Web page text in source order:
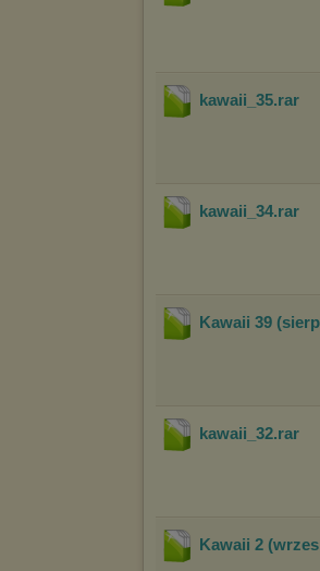
kawaii_35.rar
kawaii_34.rar
Kawaii 39
kawaii_32.rar
Kawaii 2